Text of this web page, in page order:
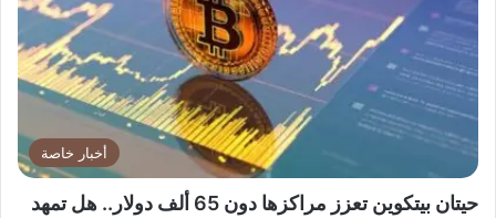
أخبار خاصة
حيتان بيتكوين تعزز مراكزها دون 65 ألف دولار.. هل تمهد